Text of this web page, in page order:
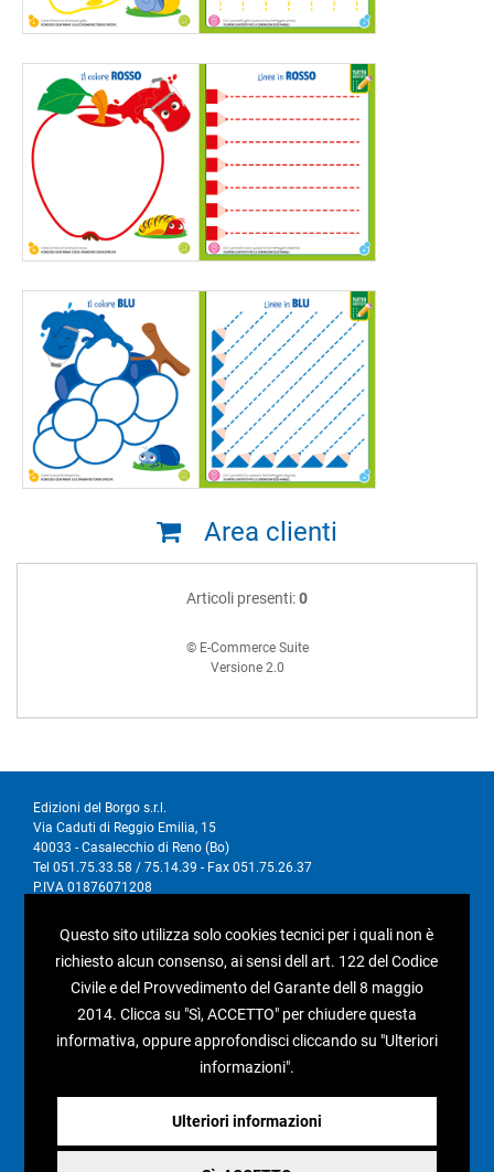
Area clienti
Articoli presenti:0
© E-Commerce Suite
Versione 2.0
Edizioni del Borgo s.r.l.
Via Caduti di Reggio Emilia, 15
40033 - Casalecchio di Reno (Bo)
Tel 051.75.33.58 / 75.14.39 - Fax 051.75.26.37
P.IVA 01876071208
I nostri social
Condizioni generali di vendita
Pagamenti e spedizioni
Questo sito utilizza solo cookies tecnici per i quali non è
richiesto alcun consenso, ai sensi dell art. 122 del Codice
Civile e del Provvedimento del Garante dell 8 maggio
2014. Clicca su "Sì, ACCETTO" per chiudere questa
informativa, oppure approfondisci cliccando su "Ulteriori
informazioni".
Ulteriori informazioni